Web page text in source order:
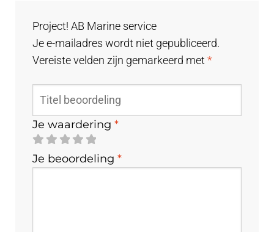
Project! AB Marine service
Je e-mailadres wordt niet gepubliceerd.
Vereiste velden zijn gemarkeerd met*
Je waardering*
Je beoordeling*